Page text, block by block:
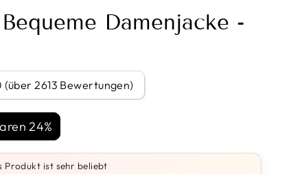
Damenjacke -
(über 2613 Bewertungen)
24%
Produkt ist sehr beliebt